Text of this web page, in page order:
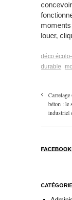
louer,
déco
durable
béton : le
industriel
FACEBOOK